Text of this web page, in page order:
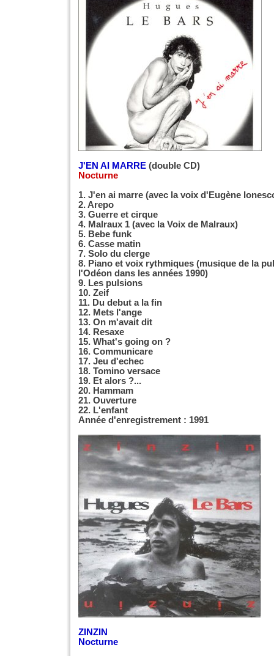
J'EN AI MARRE(double CD)
Nocturne
1. J'en ai marre (avec la voix d'Eugène
2. Arepo
3. Guerre et cirque
4. Malraux 1 (avec la Voix de Malraux)
5. Bebe funk
6. Casse matin
7. Solo du clerge
8. Piano et voix rythmiques (musique de la
l'Odéon dans les années 1990)
9. Les pulsions
10. Zeif
11. Du debut a la fin
12. Mets l'ange
13. On m'avait dit
14. Resaxe
15. What's going on ?
16. Communicare
17. Jeu d'echec
18. Tomino versace
19. Et alors ?...
20. Hammam
21. Ouverture
22. L'enfant
Année d'enregistrement : 1991
ZINZIN
Nocturne